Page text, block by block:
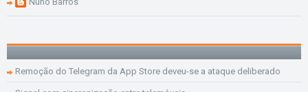
Remoção do Telegram da App Store deveu-se a ataque deliberado